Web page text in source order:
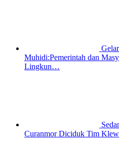
Muhidi:Pemerintah dan
Lingkun…
Curanmor Diciduk Tim